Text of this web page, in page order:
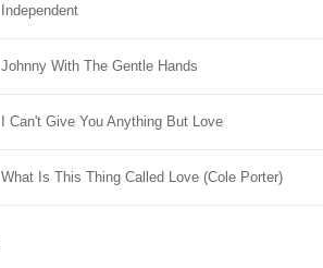
Independent
Johnny With The Gentle Hands
I Can't Give You Anything But Love
What Is This Thing Called Love (Cole Porter)